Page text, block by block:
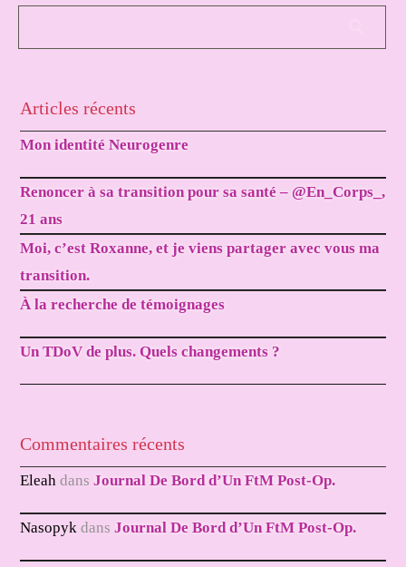
Articles récents
Mon identité Neurogenre
Renoncer à sa transition pour sa santé – @En_Corps_,
21 ans
Moi, c’est Roxanne, et je viens partager avec vous ma
transition.
À la recherche de témoignages
Un TDoV de plus. Quels changements ?
Commentaires récents
Eleah dansJournal De Bord d’Un FtM Post-Op.
Nasopyk dansJournal De Bord d’Un FtM Post-Op.